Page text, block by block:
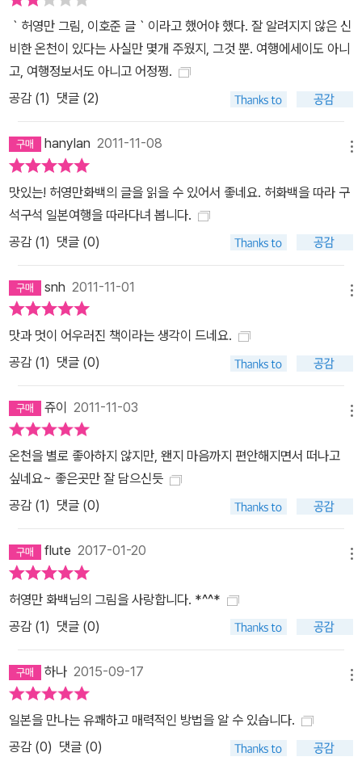
이슬과 하늘, 바람과 음률이 한데 어울린 노천온천 나가사키 : 여전히
달리고 있는 전차, 숨이 턱턱 막히는 유황냄새와 기이한 형상의 풍경
들이 불교의 지옥도를 연상시키는 운젠 온천을 나가사키의 명물로 꼽
는다. 진하고 풍부한 맛을 자랑하는 나가사키 짬뽕, 원조 국가인 유럽
을 위협하는 카스테라의 녹는 맛, 미군도 반한 사세보 햄버거의 인기
는 독보적이다. 8. 창문을 열면 낭만과 운치가 가득한 곳 오카야마·시
마네·돗토리 : 시골마을의 소박하고 넉넉한 인심과 훈훈한 정을 느낄
수 있다. 일본 잔치음식의 진수인 바라즈시, 과즙이 풍성하며 새콤달
콤한 배, 일본 제일의 오카야마 복숭아, 사람이 빚어낸 꽃의 향연 화과
자는 빛깔과 향기와 맛도 천하별미다. 9. 봇짱과 센과 치히로와 함께
순례길에 오르다 에히메 : 일본에서 유일하게 일본 왕실의 전용탕을
다는 전설이 전한다. 각종 고명으로 한껏 멋을 부린 도미 국수, 당도와
산도가 적절하게 어우러져 맛있는 귤은 인기를 한몸에 받고 있다. 10.
마음으로 먹고 온몸으로 고독을 즐기다 와카야마 : 고야산 정상은 세
거쳐 재탄생한 쇼진 요리는 마음의 고단함과 외로움을 잠시나마 잊게
이면 쉽게 빠져나올 수 없을 정도로 중독성이 강하다. 11. 이방인들을
설레게 하는 미소라멘과 삿포로 맥주의 훗카이도 : 세계 3대 축제의
하나로 꼽히는 눈축제가 유명한 이곳은 천혜의 자연 절경과 원천수
덕분에 새로운 온천의 땅으로 불린다. 일본의 국민 라멘인 미소라멘,
초밥 마니아들의 입맛을 접수한 오타루 초밥, 겨울의 미각을 깨우는
게 요리를 먹기 위한 사라들로 만원을 이룬다.
｀허영만 그림, 이호준 글｀이라고 했어야 했다. 잘 알려지지 않은 신
비한 온천이 있다는 사실만 몇개 주웠지, 그것 뿐. 여행에세이도 아니
고, 여행정보서도 아니고 어정쩡.
공감 (1) 댓글 (2)
hanylan 2011-11-08
맛있는! 허영만화백의 글을 읽을 수 있어서 좋네요. 허화백을 따라 구
석구석 일본여행을 따라다녀 봅니다.
공감 (1) 댓글 (0)
snh 2011-11-01
맛과 멋이 어우러진 책이라는 생각이 드네요.
공감 (1) 댓글 (0)
쥬이 2011-11-03
온천을 별로 좋아하지 않지만, 왠지 마음까지 편안해지면서 떠나고
싶네요~ 좋은곳만 잘 담으신듯
공감 (1) 댓글 (0)
flute 2017-01-20
허영만 화백님의 그림을 사랑합니다. *^^*
공감 (1) 댓글 (0)
하나 2015-09-17
일본을 만나는 유쾌하고 매력적인 방법을 알 수 있습니다.
공감 (0) 댓글 (0)